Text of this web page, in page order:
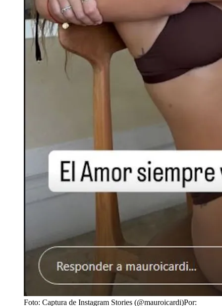
Foto: Captura de Instagram Stories (@mauroicardi)Por: